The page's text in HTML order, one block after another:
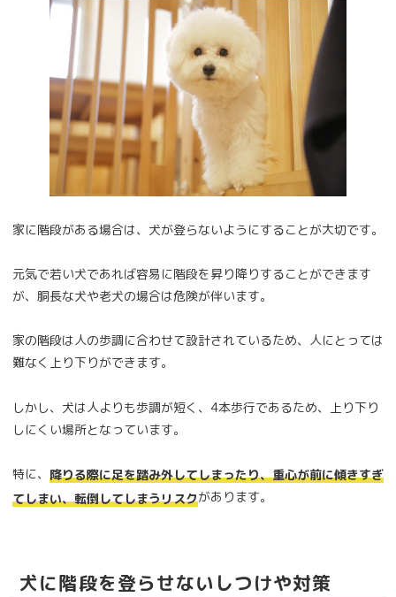
家に階段がある場合は、犬が登らないようにすることが大切です。
元気で若い犬であれば容易に階段を昇り降りすることができます
が、胴長な犬や老犬の場合は危険が伴います。
家の階段は人の歩調に合わせて設計されているため、人にとっては
難なく上り下りができます。
しかし、犬は人よりも歩調が短く、4本歩行であるため、上り下り
しにくい場所となっています。
特に、 降りる際に足を踏み外してしまったり、重心が前に傾きすぎ
てしまい、転倒してしまうリスクがあります。
犬に階段を登らせないしつけや対策